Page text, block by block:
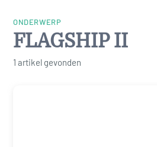
ONDERWERP
FLAGSHIP II
1 artikel gevonden